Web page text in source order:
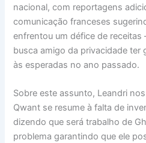
nacional, com reportagens
comunicação franceses
enfrentou um défice de
busca amigo da privacidade ter
às esperadas no ano passado.
Sobre este assunto, Leandri
Qwant se resume à falta de
dizendo que será trabalho de
problema garantindo que ele